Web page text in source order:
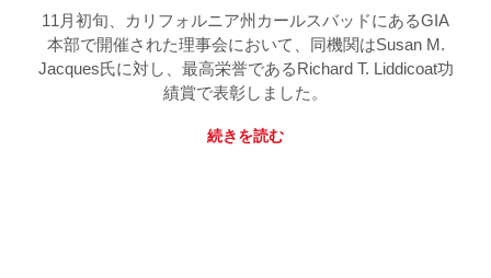
11月初旬、カリフォルニア州カールスバッドにあるGIA
本部で開催された理事会において、同機関はSusan M.
Jacques氏に対し、最高栄誉であるRichard T. Liddicoat功
績賞で表彰しました。
続きを読む